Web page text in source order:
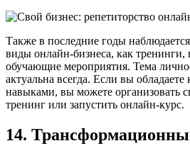
Также в последние годы
виды онлайн-бизнеса, как
обучающие мероприятия. Тема
актуальна всегда. Если вы
навыками, вы можете организовать
тренинг или запустить онлайн-курс.
14.